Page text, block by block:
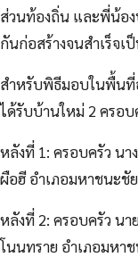
ส่วนท้องถิ่น และพี่น้อ
กันก่อสร้างจนสำเร็จ
สำหรับพิธีมอบในพื้นที่
ได้รับบ้านใหม่ 2 ครอบ
หลังที่ 1: ครอบครัว น
ผือฮี อำเภอมหาชนะชัย
หลังที่ 2: ครอบครัว น
โนนทราย อำเภอมหา